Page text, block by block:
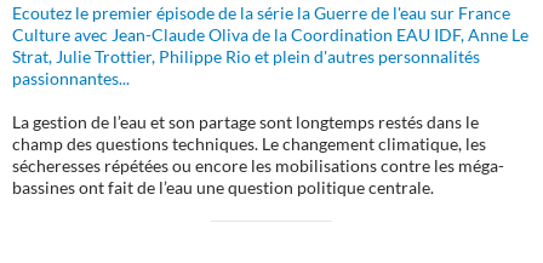
Ecoutez le premier épisode de la série la Guerre de l'eau sur France
Culture avec Jean-Claude Oliva de la Coordination EAU IDF, Anne Le
Strat, Julie Trottier, Philippe Rio et plein d'autres personnalités
passionnantes...
La gestion de l’eau et son partage sont longtemps restés dans le
champ des questions techniques. Le changement climatique, les
sécheresses répétées ou encore les mobilisations contre les méga-
bassines ont fait de l’eau une question politique centrale.